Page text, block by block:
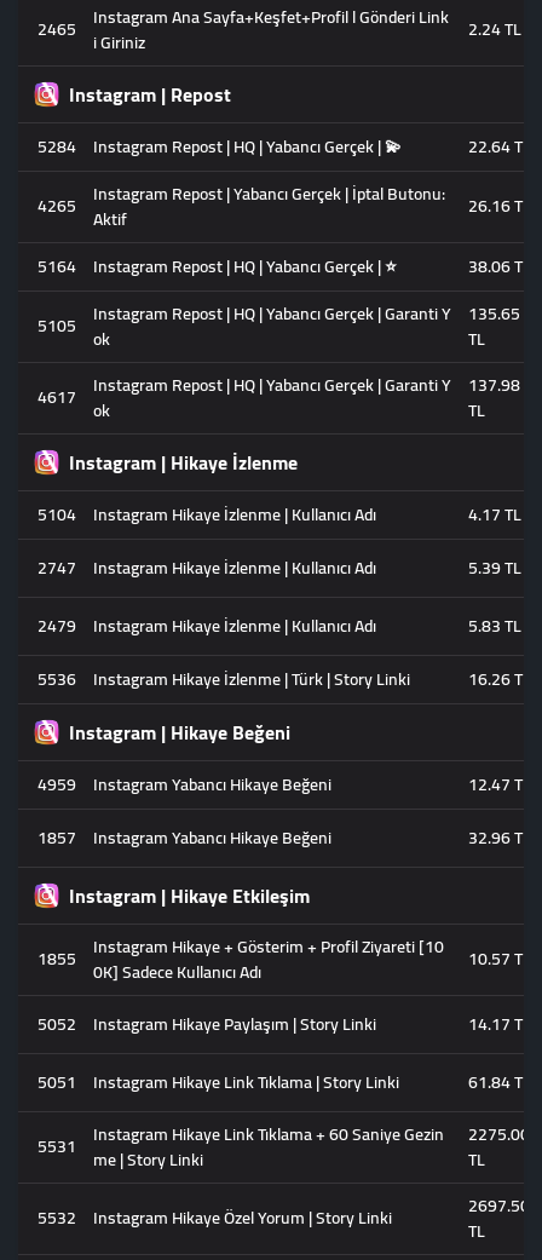
2465
Instagram Ana Sayfa+Keşfet+Profil l Gönderi Link
i Giriniz
2.24 TL
Instagram | Repost
5284 Instagram Repost | HQ | Yabancı Gerçek | 💫
22.64 TL
4265
Instagram Repost | Yabancı Gerçek | İptal Butonu:
Aktif
26.16 TL
5164 Instagram Repost | HQ | Yabancı Gerçek | ⭐
38.06 TL
5105
Instagram Repost | HQ | Yabancı Gerçek | Garanti Y
ok
135.65
TL
4617
Instagram Repost | HQ | Yabancı Gerçek | Garanti Y
ok
137.98
TL
Instagram | Hikaye İzlenme
5104 Instagram Hikaye İzlenme | Kullanıcı Adı
4.17 TL
2747
Instagram Hikaye İzlenme | Kullanıcı Adı
5.39 TL
2479 Instagram Hikaye İzlenme | Kullanıcı Adı
5.83 TL
5536 Instagram Hikaye İzlenme | Türk | Story Linki 16.26 TL
Instagram | Hikaye Beğeni
4959 Instagram Yabancı Hikaye Beğeni
12.47 TL
1857
Instagram Yabancı Hikaye Beğeni 32.96 TL
Instagram | Hikaye Etkileşim
1855
Instagram Hikaye + Gösterim + Profil Ziyareti [10
0K] Sadece Kullanıcı Adı
10.57 TL
5052 Instagram Hikaye Paylaşım | Story Linki
14.17 TL
5051
Instagram Hikaye Link Tıklama | Story Linki 61.84 TL
5531
Instagram Hikaye Link Tıklama + 60 Saniye Gezin
me | Story Linki
2275.00
TL
5532
Instagram Hikaye Özel Yorum | Story Linki
2697.50
TL